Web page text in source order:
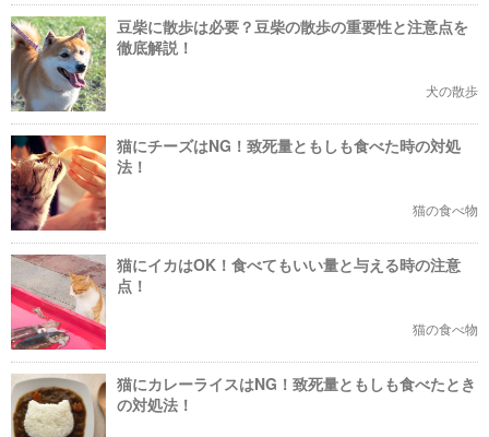
お世話の仕方は大変勉強になりました、有難うございました。
豆柴に散歩は必要？豆柴の散歩の重要性と注意点を
徹底解説！
犬の散歩
猫にチーズはNG！致死量ともしも食べた時の対処
法！
猫の食べ物
猫にイカはOK！食べてもいい量と与える時の注意
点！
猫の食べ物
猫にカレーライスはNG！致死量ともしも食べたとき
の対処法！